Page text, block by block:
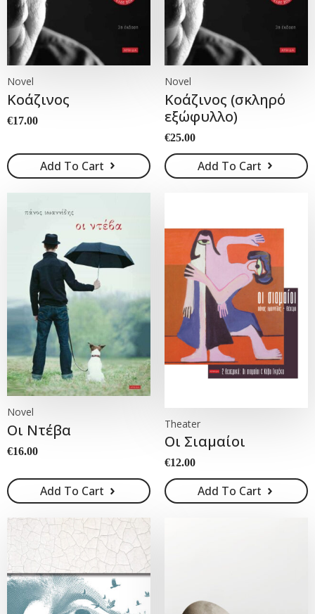
Novel
Κοάζινος
€17.00
Add To Cart
Novel
Κοάζινος (σκληρό
εξώφυλλο)
€25.00
Add To Cart
Novel
Οι Ντέβα
€16.00
Add To Cart
Theater
Οι Σιαμαίοι
€12.00
Add To Cart